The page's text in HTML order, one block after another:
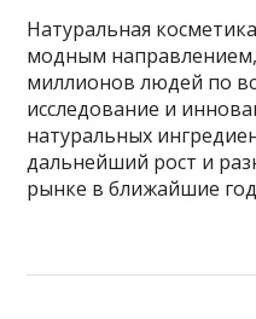
Натуральная
модным
миллионов людей по
исследование и
натуральных
дальнейший рост и
рынке в ближайшие